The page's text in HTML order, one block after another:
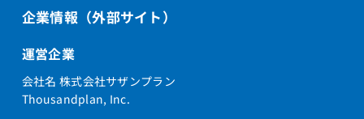
企業情報（外部サイト）
運営企業
会社名 株式会社サザンプラン
Thousandplan, Inc.